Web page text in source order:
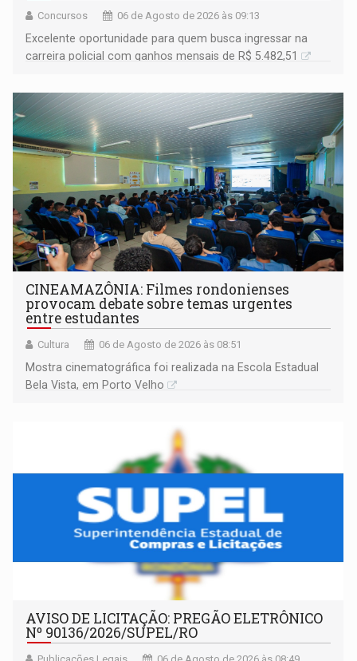
Concursos 06 de Agosto de 2026 às 09:13
Excelente oportunidade para quem busca ingressar na
carreira policial com ganhos mensais de R$ 5.482,51
CINEAMAZÔNIA: Filmes rondonienses
provocam debate sobre temas urgentes
entre estudantes
Cultura 06 de Agosto de 2026 às 08:51
Mostra cinematográfica foi realizada na Escola Estadual
Bela Vista, em Porto Velho
AVISO DE LICITAÇÃO: PREGÃO ELETRÔNICO
Nº 90136/2026/SUPEL/RO